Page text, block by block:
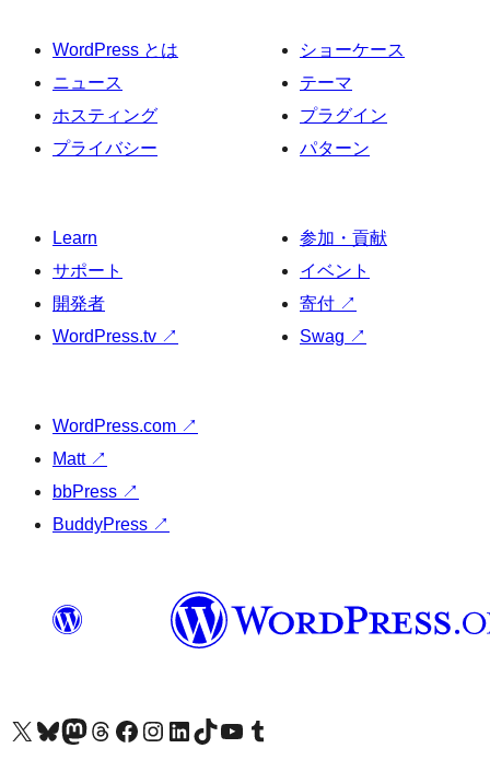
WordPress とは
ニュース
ホスティング
プライバシー
ショーケース
テーマ
プラグイン
パターン
Learn
サポート
開発者
WordPress.tv ↗
参加・貢献
イベント
寄付 ↗
Swag ↗
WordPress.com ↗
Matt ↗
bbPress ↗
BuddyPress ↗
X (旧 Twitter) アカウントへBluesky アカウントへMastodon アカウントへThreads アカウントへ Facebook ページへInstagram アカウントへ LinkedIn アカウントへTikTok アカウントへYouTube チャンネルへ Tumblr アカウントへ